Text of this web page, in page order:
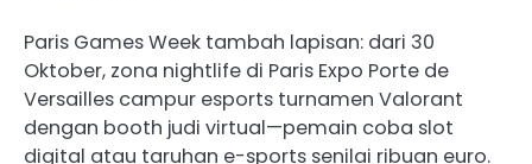
Paris Games Week tambah lapisan: dari 30
Oktober, zona nightlife di Paris Expo Porte de
Versailles campur esports turnamen Valorant
dengan booth judi virtual—pemain coba slot
digital atau taruhan e-sports senilai ribuan euro.